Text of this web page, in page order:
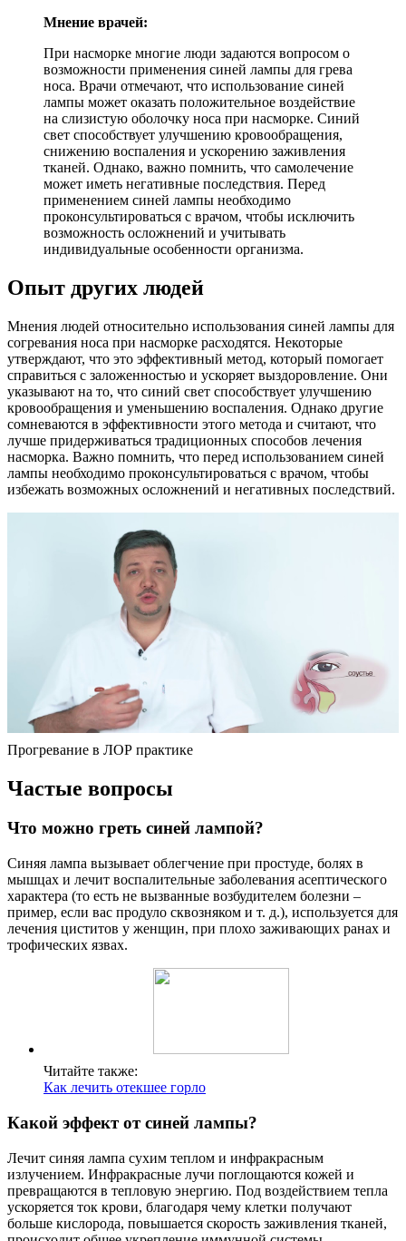
Мнение врачей:
При насморке многие люди задаются вопросом о
возможности применения синей лампы для грева
носа. Врачи отмечают, что использование синей
лампы может оказать положительное воздействие
на слизистую оболочку носа при насморке. Синий
свет способствует улучшению кровообращения,
снижению воспаления и ускорению заживления
тканей. Однако, важно помнить, что самолечение
может иметь негативные последствия. Перед
применением синей лампы необходимо
проконсультироваться с врачом, чтобы исключить
возможность осложнений и учитывать
индивидуальные особенности организма.
Опыт других людей
Мнения людей относительно использования синей лампы для
согревания носа при насморке расходятся. Некоторые
утверждают, что это эффективный метод, который помогает
справиться с заложенностью и ускоряет выздоровление. Они
указывают на то, что синий свет способствует улучшению
кровообращения и уменьшению воспаления. Однако другие
сомневаются в эффективности этого метода и считают, что
лучше придерживаться традиционных способов лечения
насморка. Важно помнить, что перед использованием синей
лампы необходимо проконсультироваться с врачом, чтобы
избежать возможных осложнений и негативных последствий.
Прогревание в ЛОР практике
Частые вопросы
Что можно греть синей лампой?
Синяя лампа вызывает облегчение при простуде, болях в
мышцах и лечит воспалительные заболевания асептического
характера (то есть не вызванные возбудителем болезни –
пример, если вас продуло сквозняком и т. д.), используется для
лечения циститов у женщин, при плохо заживающих ранах и
трофических язвах.
Читайте также:
Как лечить отекшее горло
Какой эффект от синей лампы?
Лечит синяя лампа сухим теплом и инфракрасным
излучением. Инфракрасные лучи поглощаются кожей и
превращаются в тепловую энергию. Под воздействием тепла
ускоряется ток крови, благодаря чему клетки получают
больше кислорода, повышается скорость заживления тканей,